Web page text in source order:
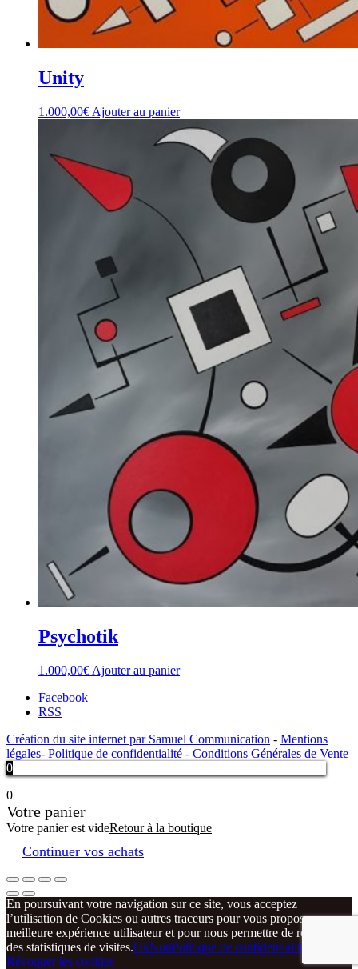
Unity
1.000,00€ Ajouter au panier
Psychotik
1.000,00€ Ajouter au panier
Facebook
RSS
Création du site internet par Samuel Communication - Mentions
légales- Politique de confidentialité - Conditions Générales de Vente
0
0
Votre panier
Votre panier est videRetour à la boutique
Continuer vos achats
En poursuivant votre navigation sur ce site, vous acceptez
l’utilisation de Cookies ou autres traceurs pour vous proposer une
meilleure expérience utilisateur et pour nous permettre de réaliser
des statistiques de visites.OkNonPolitique de confidentialité
Révoquer les cookies